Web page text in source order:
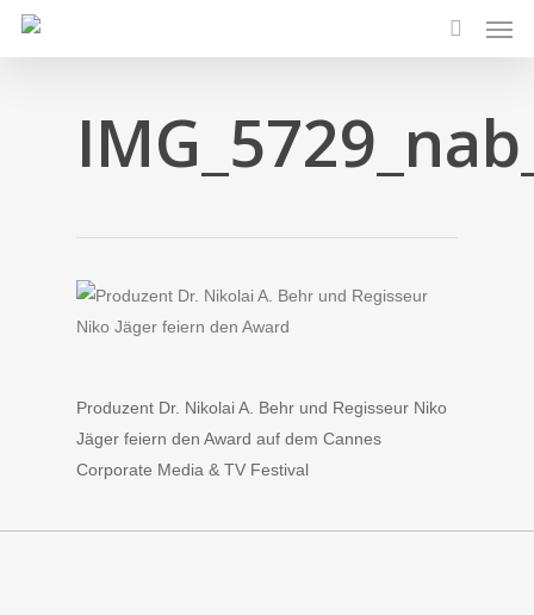
Skip
search
Produzent Dr. Nikolai A. Behr und Regisseur Niko
Jäger feiern den Award auf dem Cannes
Corporate Media & TV Festival